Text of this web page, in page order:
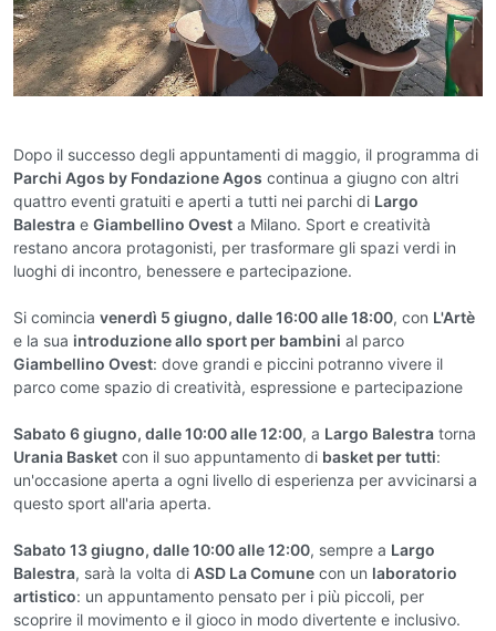
Dopo il successo degli appuntamenti di maggio, il programma di
Parchi Agos by Fondazione Agos continua a giugno con altri
quattro eventi gratuiti e aperti a tutti nei parchi di Largo
Balestra e Giambellino Ovest a Milano. Sport e creatività
restano ancora protagonisti, per trasformare gli spazi verdi in
luoghi di incontro, benessere e partecipazione.
Si comincia venerdì 5 giugno, dalle 16:00 alle 18:00, con L'Artè
e la sua introduzione allo sport per bambini al parco
Giambellino Ovest: dove grandi e piccini potranno vivere il
parco come spazio di creatività, espressione e partecipazione
Sabato 6 giugno, dalle 10:00 alle 12:00, a Largo Balestra torna
Urania Basket con il suo appuntamento di basket per tutti:
un'occasione aperta a ogni livello di esperienza per avvicinarsi a
questo sport all'aria aperta.
Sabato 13 giugno, dalle 10:00 alle 12:00, sempre a Largo
Balestra, sarà la volta di ASD La Comune con un laboratorio
artistico: un appuntamento pensato per i più piccoli, per
scoprire il movimento e il gioco in modo divertente e inclusivo.